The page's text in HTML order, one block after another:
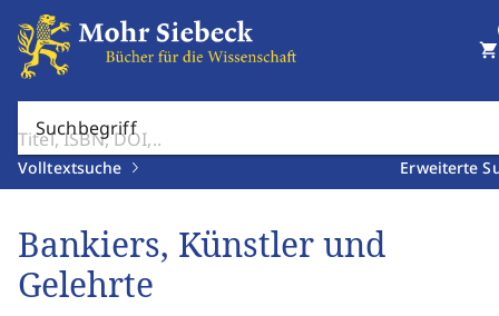
Suchbegriff
Volltextsuche Erweiterte
shopping_cart
Bankiers, Künstler und
Gelehrte